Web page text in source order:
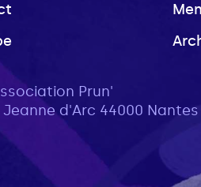
Prun'
Jeanne d'Arc 44000 Nantes